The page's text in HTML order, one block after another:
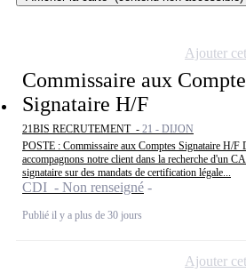
Commissaire aux
Signataire H/F
21BIS RECRUTEMENT - 21 - DIJON
POSTE : Commissaire aux Comptes Signataire H/
accompagnons notre client dans la recherche d'un
signataire sur des mandats de certification légale...
CDI - Non renseigné
Publié il y a plus de 30 jours
Ajouter
Ajouter